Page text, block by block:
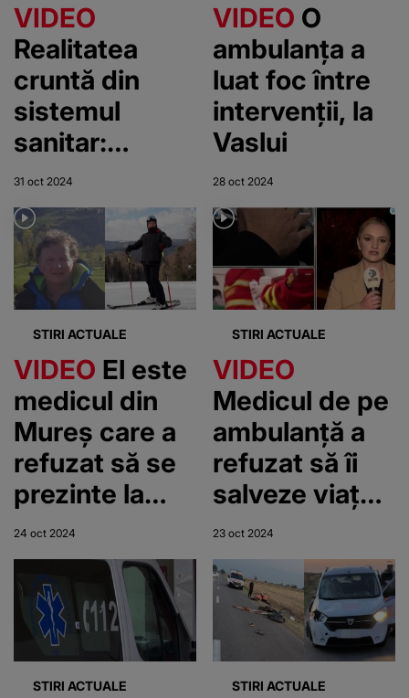
VIDEO
Realitatea
cruntă din
sistemul
sanitar:
angajări pe
pile și
ambulanțe
"moarte".
Peste
jumătate din
autospeciale
trebuie
înlocuite
31 oct 2024
VIDEO O
ambulanța a
luat foc între
intervenții, la
Vaslui
28 oct 2024
STIRI ACTUALE
VIDEO El este
medicul din
Mureș care a
refuzat să se
prezinte la
caz. Bătrânul
care avea
nevoie de
ajutorul lui a
murit
24 oct 2024
STIRI ACTUALE
VIDEO
Medicul de pe
ambulanță a
refuzat să îi
salveze viața.
A lăsat un om
să moară
pentru că nu a
vrut să stea
peste
program
23 oct 2024
STIRI ACTUALE STIRI ACTUALE